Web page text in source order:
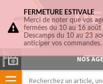
NOS
FERMETURE ESTIVALE
Merci de noter que vos
fermées du 10 au 16
Descamps du 10 au 23
anticiper vos commandes.